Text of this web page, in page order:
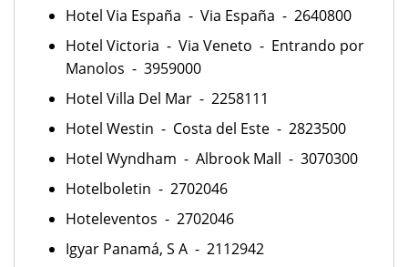
Hotel Via España - Via España - 2640800
Hotel Victoria - Via Veneto - Entrando por
Manolos - 3959000
Hotel Villa Del Mar - 2258111
Hotel Westin - Costa del Este - 2823500
Hotel Wyndham - Albrook Mall - 3070300
Hotelboletin - 2702046
Hoteleventos - 2702046
Igyar Panamá, S A - 2112942